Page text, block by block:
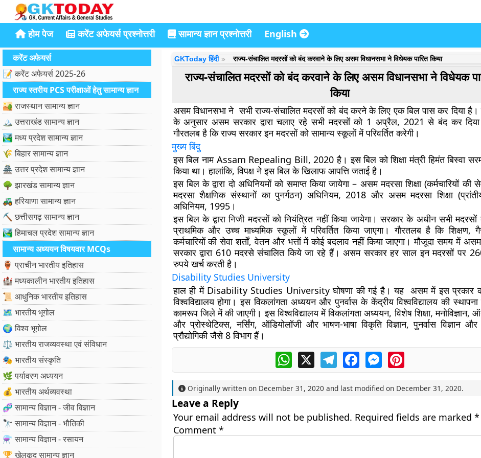
होम पेज करेंट अफेयर्स प्रश्नोत्तरी सामान्य ज्ञान प्रश्नोत्तरी English
करेंट अफेयर्स
📝 करेंट अफेयर्स 2025-26
राज्य स्तरीय PCS परीक्षाओं हेतु सामान्य ज्ञान
🏜️ राजस्थान सामान्य ज्ञान
🏔️ उत्तराखंड सामान्य ज्ञान
🏞️ मध्य प्रदेश सामान्य ज्ञान
🌾 बिहार सामान्य ज्ञान
🏯 उत्तर प्रदेश सामान्य ज्ञान
🌳 झारखंड सामान्य ज्ञान
🚜 हरियाणा सामान्य ज्ञान
⛏️ छत्तीसगढ़ सामान्य ज्ञान
🏞️ हिमाचल प्रदेश सामान्य ज्ञान
सामान्य अध्ययन विषयवार MCQs
🏺 प्राचीन भारतीय इतिहास
🏰 मध्यकालीन भारतीय इतिहास
📜 आधुनिक भारतीय इतिहास
🗺️ भारतीय भूगोल
🌍 विश्व भूगोल
⚖️ भारतीय राजव्यवस्था एवं संविधान
🎭 भारतीय संस्कृति
🌿 पर्यावरण अध्ययन
💰 भारतीय अर्थव्यवस्था
🧬 सामान्य विज्ञान - जीव विज्ञान
🔭 सामान्य विज्ञान - भौतिकी
⚗️ सामान्य विज्ञान - रसायन
🏆 खेलकूद सामान्य ज्ञान
GKToday हिंदी राज्य-संचालित मदरसों को बंद करवाने के लिए असम विधानसभा ने विधेयक पारित किया
राज्य-संचालित मदरसों को बंद करवाने के लिए असम विधानसभा ने विधेयक
किया
असम विधानसभा ने सभी राज्य-संचालित मदरसों को बंद करने के लिए एक बिल पास कर दिया
के अनुसार असम सरकार द्वारा चलाए रहे सभी मदरसों को 1 अप्रैल, 2021 से बंद कर दिया
गौरतलब है कि राज्य सरकार इन मदरसों को सामान्य स्कूलों में परिवर्तित करेगी।
मुख्य बिंदु
इस बिल नाम Assam Repealing Bill, 2020 है। इस बिल को शिक्षा मंत्री हिमंत बिस्वा
किया था। हालांकि, विपक्ष ने इस बिल के खिलाफ आपत्ति जताई है।
इस बिल के द्वारा दो अधिनियमों को समाप्त किया जायेगा – असम मदरसा शिक्षा (कर्मचारियों की
मदरसा शैक्षणिक संस्थानों का पुनर्गठन) अधिनियम, 2018 और असम मदरसा शिक्षा (प्रांतीय
अधिनियम, 1995।
इस बिल के द्वारा निजी मदरसों को नियंत्रित नहीं किया जायेगा। सरकार के अधीन सभी
प्राथमिक और उच्च माध्यमिक स्कूलों में परिवर्तित किया जाएगा। गौरतलब है कि शिक्षण,
कर्मचारियों की सेवा शर्तों, वेतन और भत्तों में कोई बदलाव नहीं किया जाएगा। मौजूदा समय में
सरकार द्वारा 610 मदरसे संचालित किये जा रहे हैं। असम सरकार हर साल इन मदरसों पर
रुपये खर्च करती है।
Disability Studies University
हाल ही में Disability Studies University घोषणा की गई है। यह असम में इस प्रकार
विश्वविद्यालय होगा। इस विकलांगता अध्ययन और पुनर्वास के केंद्रीय विश्वविद्यालय की
कामरूप जिले में की जाएगी। इस विश्वविद्यालय में विकलांगता अध्ययन, विशेष शिक्षा, मनोविज्ञान,
और प्रोस्थेटिक्स, नर्सिंग, ऑडियोलॉजी और भाषण-भाषा विकृति विज्ञान, पुनर्वास विज्ञान
प्रौद्योगिकी जैसे 8 विभाग हैं।
WhatsApp
X TelegramFacebookMessengerPinterest
Originally written on December 31, 2020 and last modified on December 31, 2020.
Leave a Reply
Your email address will not be published. Required fields are marked *
Comment *